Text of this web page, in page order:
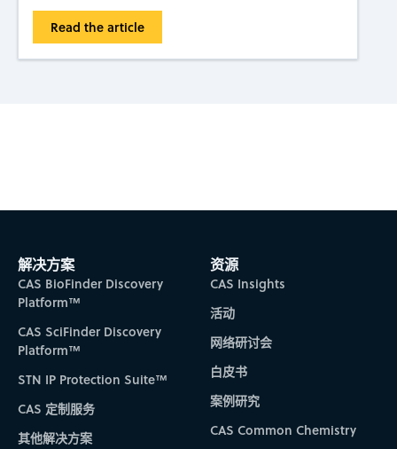
Read the article
Subscribe to CAS Insights
解决方案
CAS BioFinder Discovery
Platform™
CAS SciFinder Discovery
Platform™
STN IP Protection Suite™
CAS 定制服务
其他解决方案
资源
CAS Insights
活动
网络研讨会
白皮书
案例研究
CAS Common Chemistry